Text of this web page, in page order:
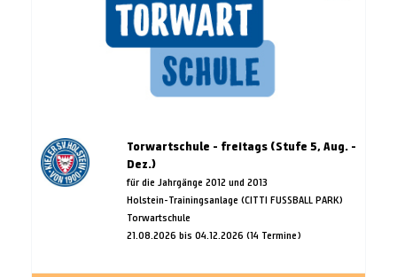
Torwartschule - freitags (Stufe 5, Aug. -
Dez.)
für die Jahrgänge 2012 und 2013
Holstein-Trainingsanlage (CITTI FUSSBALL PARK)
Torwartschule
21.08.2026 bis 04.12.2026 (14 Termine)